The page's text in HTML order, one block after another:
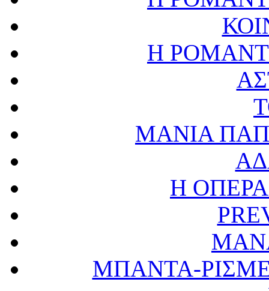
Η
ΜΑΝΙΑ
Η
ΜΠΑΝΤΑ-